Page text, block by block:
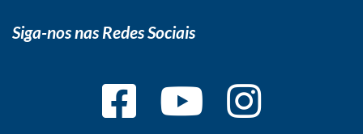
Siga-nos nas Redes Sociais